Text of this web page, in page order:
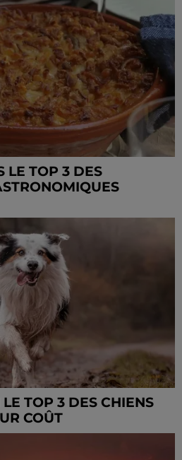
LE TOP 3 DES
TOP 3 DES CHIENS
COÛT